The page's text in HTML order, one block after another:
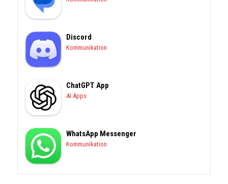
Discord
Kommunikation
ChatGPT App
AI Apps
WhatsApp Messenger
Kommunikation